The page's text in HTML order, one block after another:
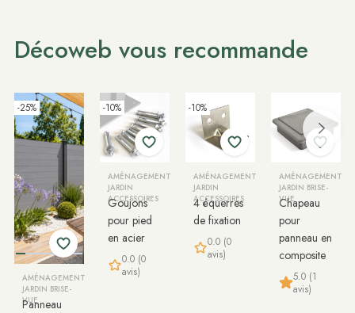
Décoweb vous recommande
-25%
AMÉNAGEMENT
JARDIN BRISE-
VUE
Panneau
-10%
AMÉNAGEMENT
JARDIN
ACCESSOIRES
Goujons
pour pied
en acier
0.0 (0
avis)
-10%
AMÉNAGEMENT
JARDIN
ACCESSOIRES
4 équerres
de fixation
0.0 (0
avis)
AMÉNAGEMENT
JARDIN BRISE-
VUE
Chapeau
pour
panneau en
composite
5.0 (1
avis)